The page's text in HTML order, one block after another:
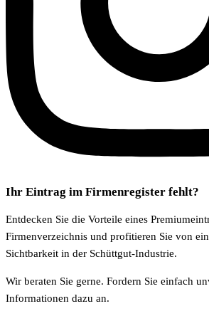
Ihr Eintrag im Firmenregister fehlt?
Entdecken Sie die Vorteile eines
Firmenverzeichnis und profitieren Sie von
Sichtbarkeit in der Schüttgut-Industrie.
Wir beraten Sie gerne. Fordern Sie einfach
Informationen dazu an.